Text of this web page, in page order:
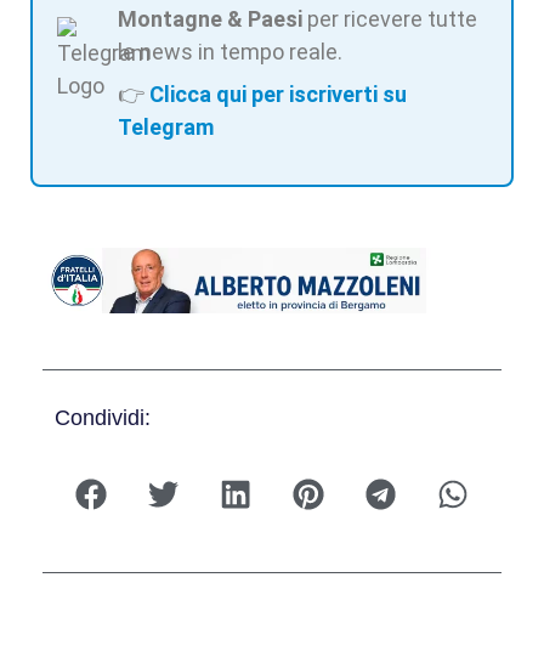
Montagne & Paesi per ricevere tutte
le news in tempo reale.
👉 Clicca qui per iscriverti su
Telegram
Condividi: